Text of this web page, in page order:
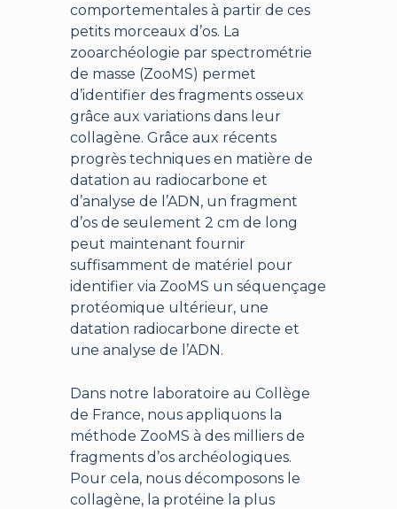
comportementales à partir de ces
petits morceaux d’os. La
zooarchéologie par spectrométrie
de masse (ZooMS) permet
d’identifier des fragments osseux
grâce aux variations dans leur
collagène. Grâce aux récents
progrès techniques en matière de
datation au radiocarbone et
d’analyse de l’ADN, un fragment
d’os de seulement 2 cm de long
peut maintenant fournir
suffisamment de matériel pour
identifier via ZooMS un séquençage
protéomique ultérieur, une
datation radiocarbone directe et
une analyse de l’ADN.
Dans notre laboratoire au Collège
de France, nous appliquons la
méthode ZooMS à des milliers de
fragments d’os archéologiques.
Pour cela, nous décomposons le
collagène, la protéine la plus